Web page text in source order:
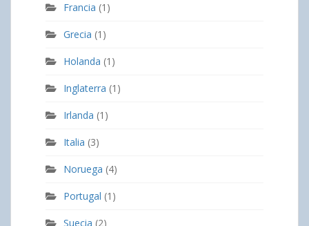
Francia (1)
Grecia (1)
Holanda (1)
Inglaterra (1)
Irlanda (1)
Italia (3)
Noruega (4)
Portugal (1)
Suecia (2)